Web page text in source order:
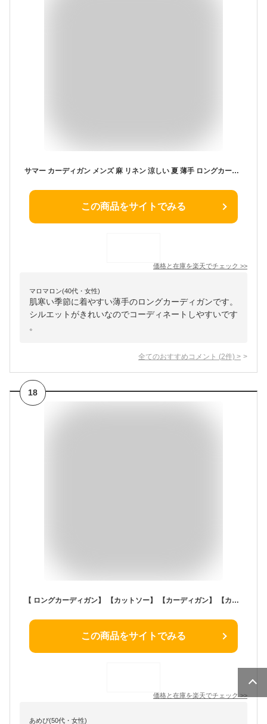
サマー カーディガン メンズ 麻 リネン 涼しい 夏 薄手 ロングカーディガン ロング ロング丈 夏服◆麻混 ロングカーディガン◆七分袖 7分袖 サマーニット トップス オフィス 冷房対策 メンズファッション Vネック 体型カバー
この商品をサイトでみる
価格と在庫を楽天でチェック >>
マロマロン(40代・女性)
肌寒い季節に着やすい薄手のロングカーディガンです。
シルエットがきれいなのでコーディネートしやすいです
。
全てのおすすめコメント (2件) >
18
【 ロングカーディガン】 【カットソー】 【カーディガン】 【カーデ】【 ロングジャケット】【ジャケット】【レザールック】【キレイ系 お兄さん】【メンズ 長袖】【セレブ トップス】【セレブファッション】【大きいサイズ】 edm フェス セレクトショップ diva closet
この商品をサイトでみる
価格と在庫を楽天でチェック>>
あめぴ(50代・女性)